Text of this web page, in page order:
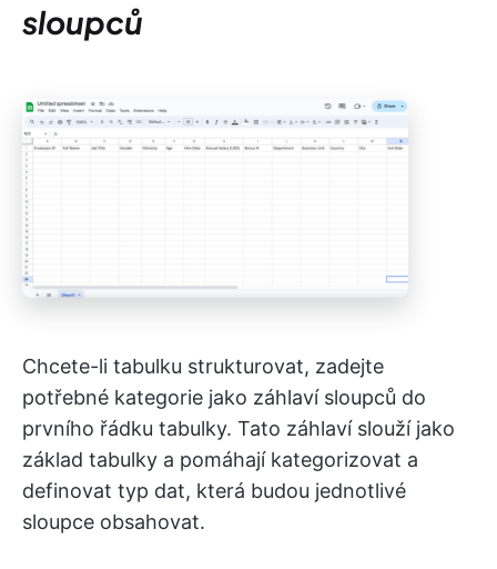
sloupců
Chcete-li tabulku strukturovat, zadejte
potřebné kategorie jako záhlaví sloupců do
prvního řádku tabulky. Tato záhlaví slouží jako
základ tabulky a pomáhají kategorizovat a
definovat typ dat, která budou jednotlivé
sloupce obsahovat.